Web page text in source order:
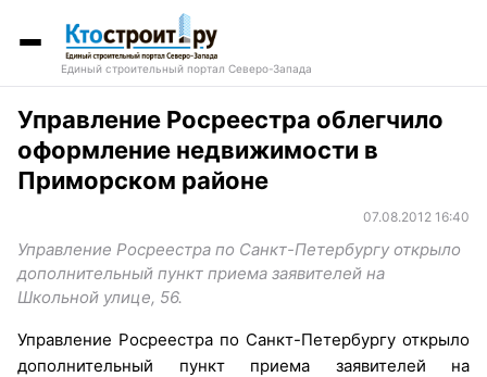
Единый строительный портал Северо-Запада
Управление Росреестра облегчило
оформление недвижимости в
Приморском районе
07.08.2012 16:40
Управление Росреестра по Санкт-Петербургу открыло
дополнительный пункт приема заявителей на
Школьной улице, 56.
Управление Росреестра по Санкт-Петербургу открыло
дополнительный пункт приема заявителей на